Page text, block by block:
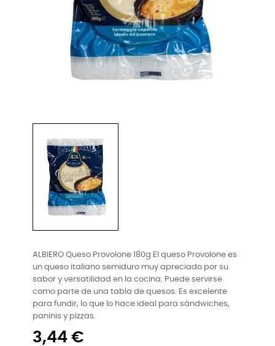
ALBIERO Queso Provolone 180g El queso Provolone es
un queso italiano semiduro muy apreciado por su
sabor y versatilidad en la cocina. Puede servirse
como parte de una tabla de quesos. Es excelente
para fundir, lo que lo hace ideal para sándwiches,
paninis y pizzas.
3,44 €